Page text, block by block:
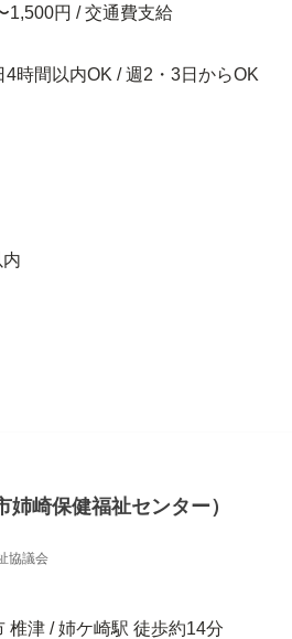
1,500円 / 交通費支給
4時間以内OK / 週2・3日からOK
姉崎保健福祉センター）
協議会
椎津 / 姉ケ崎駅 徒歩約14分